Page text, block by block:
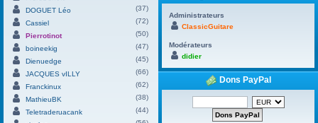
DOGUET Léo
(37)
Cassiel
(72)
Pierrotinot
(50)
boineekig
(47)
Dienuedge
(45)
JACQUES vILLY
(66)
Franckinux
(62)
MathieuBK
(38)
Teletraderuacank
(44)
Administrateurs
ClassicGuitare
Modérateurs
didier
Dons PayPal